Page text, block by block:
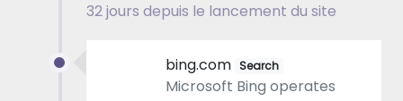
32 jours depuis le lancement du site
bing.com Search
Microsoft Bing operates